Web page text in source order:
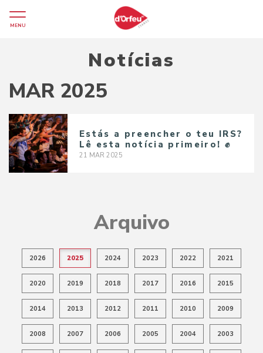
MENU
Notícias
MAR 2025
Estás a preencher o teu IRS?
Lê esta notícia primeiro! ✊
21 MAR 2025
Arquivo
2026 2025 2024 2023 2022 2021
2020 2019 2018 2017 2016 2015
2014 2013 2012 2011 2010 2009
2008 2007 2006 2005 2004 2003